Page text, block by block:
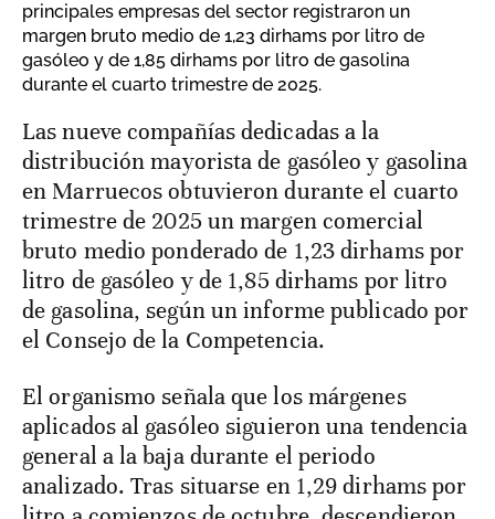
principales empresas del sector registraron un
margen bruto medio de 1,23 dirhams por litro de
gasóleo y de 1,85 dirhams por litro de gasolina
durante el cuarto trimestre de 2025.
Las nueve compañías dedicadas a la
distribución mayorista de gasóleo y gasolina
en Marruecos obtuvieron durante el cuarto
trimestre de 2025 un margen comercial
bruto medio ponderado de 1,23 dirhams por
litro de gasóleo y de 1,85 dirhams por litro
de gasolina, según un informe publicado por
el Consejo de la Competencia.
El organismo señala que los márgenes
aplicados al gasóleo siguieron una tendencia
general a la baja durante el periodo
analizado. Tras situarse en 1,29 dirhams por